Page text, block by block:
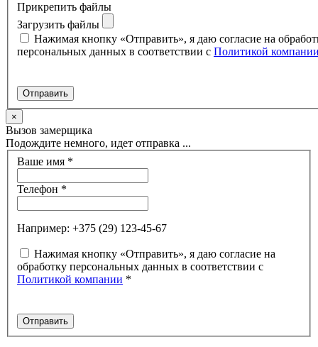
Прикрепить файлы
Загрузить файлы
Нажимая кнопку «Отправить», я даю согласие на
персональных данных в соответствии с Политикой
×
Вызов замерщика
Подождите немного, идет отправка ...
Ваше имя *
Телефон *
Например: +375 (29) 123-45-67
Нажимая кнопку «Отправить», я даю согласие на
обработку персональных данных в соответствии с
Политикой компании *